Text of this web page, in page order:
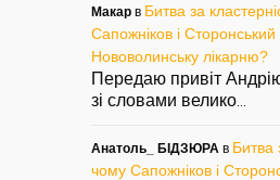
Макар в Битва за
Сапожніков і
Нововолинську лікарню?
Передаю привіт
зі словами велико
Анатоль_ БІДЗЮРА в Битва
чому Сапожніков і